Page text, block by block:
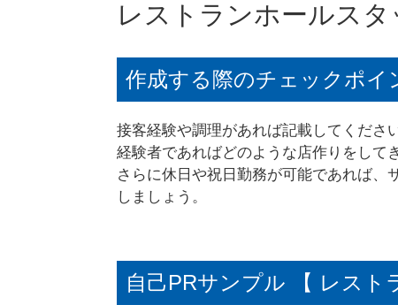
レストランホールス
作成する際のチェックポイ
接客経験や調理があれば記載してください
経験者であればどのような店作りをして
さらに休日や祝日勤務が可能であれば、
しましょう。
自己PRサンプル 【 レスト